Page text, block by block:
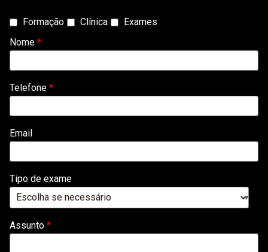
Tipo
Contacto
Formação Clínica
Exames
Nome *
Telefone *
Email
Tipo de exame
Assunto *